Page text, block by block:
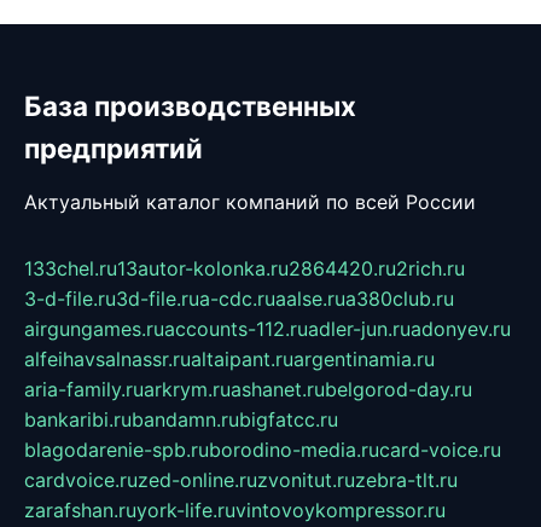
База производственных
предприятий
Актуальный каталог компаний по всей России
133chel.ru13autor-kolonka.ru2864420.ru2rich.ru
3-d-file.ru3d-file.rua-cdc.ruaalse.rua380club.ru
airgungames.ruaccounts-112.ruadler-jun.ruadonyev.ru
alfeihavsalnassr.rualtaipant.ruargentinamia.ru
aria-family.ruarkrym.ruashanet.rubelgorod-day.ru
bankaribi.rubandamn.rubigfatcc.ru
blagodarenie-spb.ruborodino-media.rucard-voice.ru
cardvoice.ruzed-online.ruzvonitut.ruzebra-tlt.ru
zarafshan.ruyork-life.ruvintovoykompressor.ru